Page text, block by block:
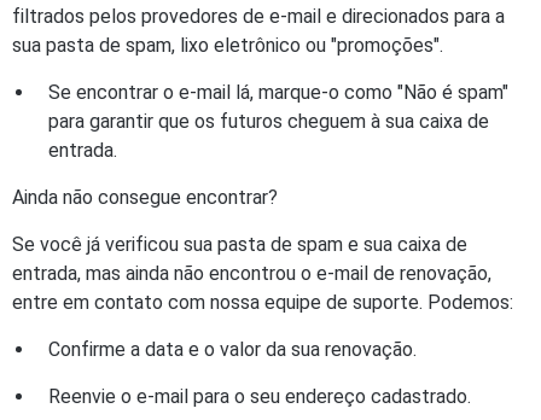
filtrados pelos provedores de e-mail e direcionados para a
sua pasta de spam, lixo eletrônico ou "promoções".
Se encontrar o e-mail lá, marque-o como "Não é spam"
para garantir que os futuros cheguem à sua caixa de
entrada.
Ainda não consegue encontrar?
Se você já verificou sua pasta de spam e sua caixa de
entrada, mas ainda não encontrou o e-mail de renovação,
entre em contato com nossa equipe de suporte. Podemos:
Confirme a data e o valor da sua renovação.
Reenvie o e-mail para o seu endereço cadastrado.